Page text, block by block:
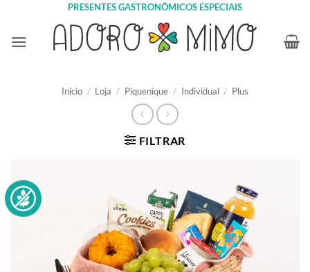
content
PRESENTES GASTRONÔMICOS ESPECIAIS
Início / Loja / Piquenique / Individual / Plus
FILTRAR